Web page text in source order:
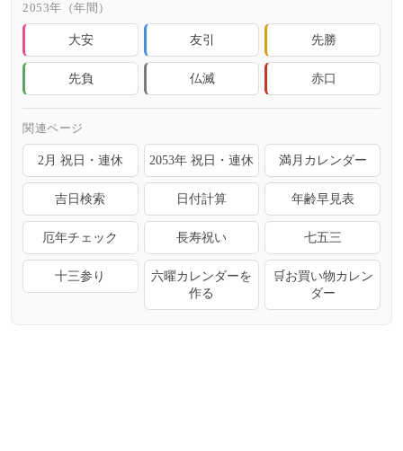
2053年（年間）
大安 友引 先勝
先負 仏滅 赤口
関連ページ
2月 祝日・連休 2053年 祝日・連休 満月カレンダー
吉日検索 日付計算 年齢早見表
厄年チェック 長寿祝い 七五三
十三参り
六曜カレンダーを
作る
🛒お買い物カレン
ダー